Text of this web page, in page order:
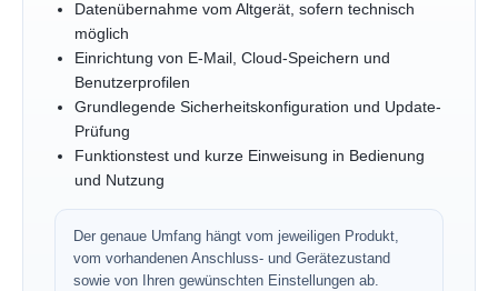
Datenübernahme vom Altgerät, sofern technisch
möglich
Einrichtung von E-Mail, Cloud-Speichern und
Benutzerprofilen
Grundlegende Sicherheitskonfiguration und Update-
Prüfung
Funktionstest und kurze Einweisung in Bedienung
und Nutzung
Der genaue Umfang hängt vom jeweiligen Produkt,
vom vorhandenen Anschluss- und Gerätezustand
sowie von Ihren gewünschten Einstellungen ab.